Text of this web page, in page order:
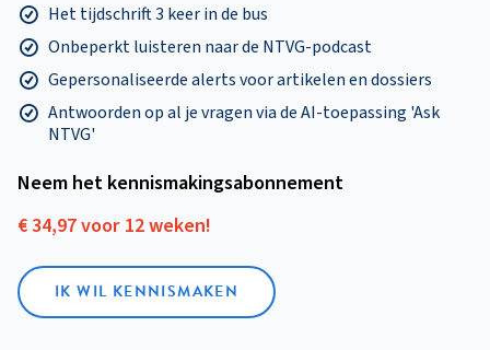
Het tijdschrift 3 keer in de bus
Onbeperkt luisteren naar de NTVG-podcast
Gepersonaliseerde alerts voor artikelen en dossiers
Antwoorden op al je vragen via de AI-toepassing 'Ask
NTVG'
Neem het kennismakings­abonnement
€ 34,97 voor 12 weken!
IK WIL KENNISMAKEN